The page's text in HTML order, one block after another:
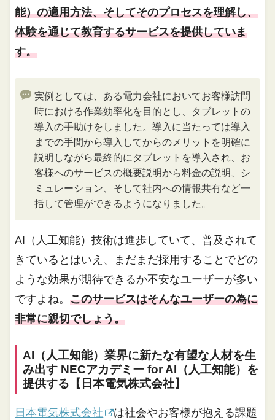
能）の適用方法、そしてそのプロセスを理解し、
体験を通じて教育するサービスを提供していま
す。
実例としては、ある電力会社においてお客様訪問
時における作業効率化を目的とし、タブレットの
導入の手助けをしました。導入に当たっては導入
までの手間から導入してからのメリットを明確に
説明しながら最終的にタブレットを導入され、お
客様へのサービスの概要説明から料金の説明、シ
ミュレーション、そして社内への情報共有など一
括して管理ができるようになりました。
AI（人工知能）技術は進歩していて、普及されて
きているとはいえ、まだまだ採用することでどの
ような効果が期待できるか不安なユーザーが多い
ですよね。このサービスはそんなユーザーの為に
非常に親切でしょう。
AI（人工知能）業界に新たな有望な人材を生
み出す NECアカデミー for AI（人工知能）を
提供する【日本電気株式会社】
日本電気株式会社
は社会やお客様が抱える課題